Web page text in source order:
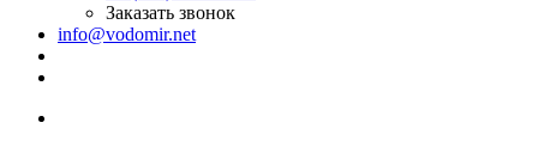
Заказать звонок
info@vodomir.net